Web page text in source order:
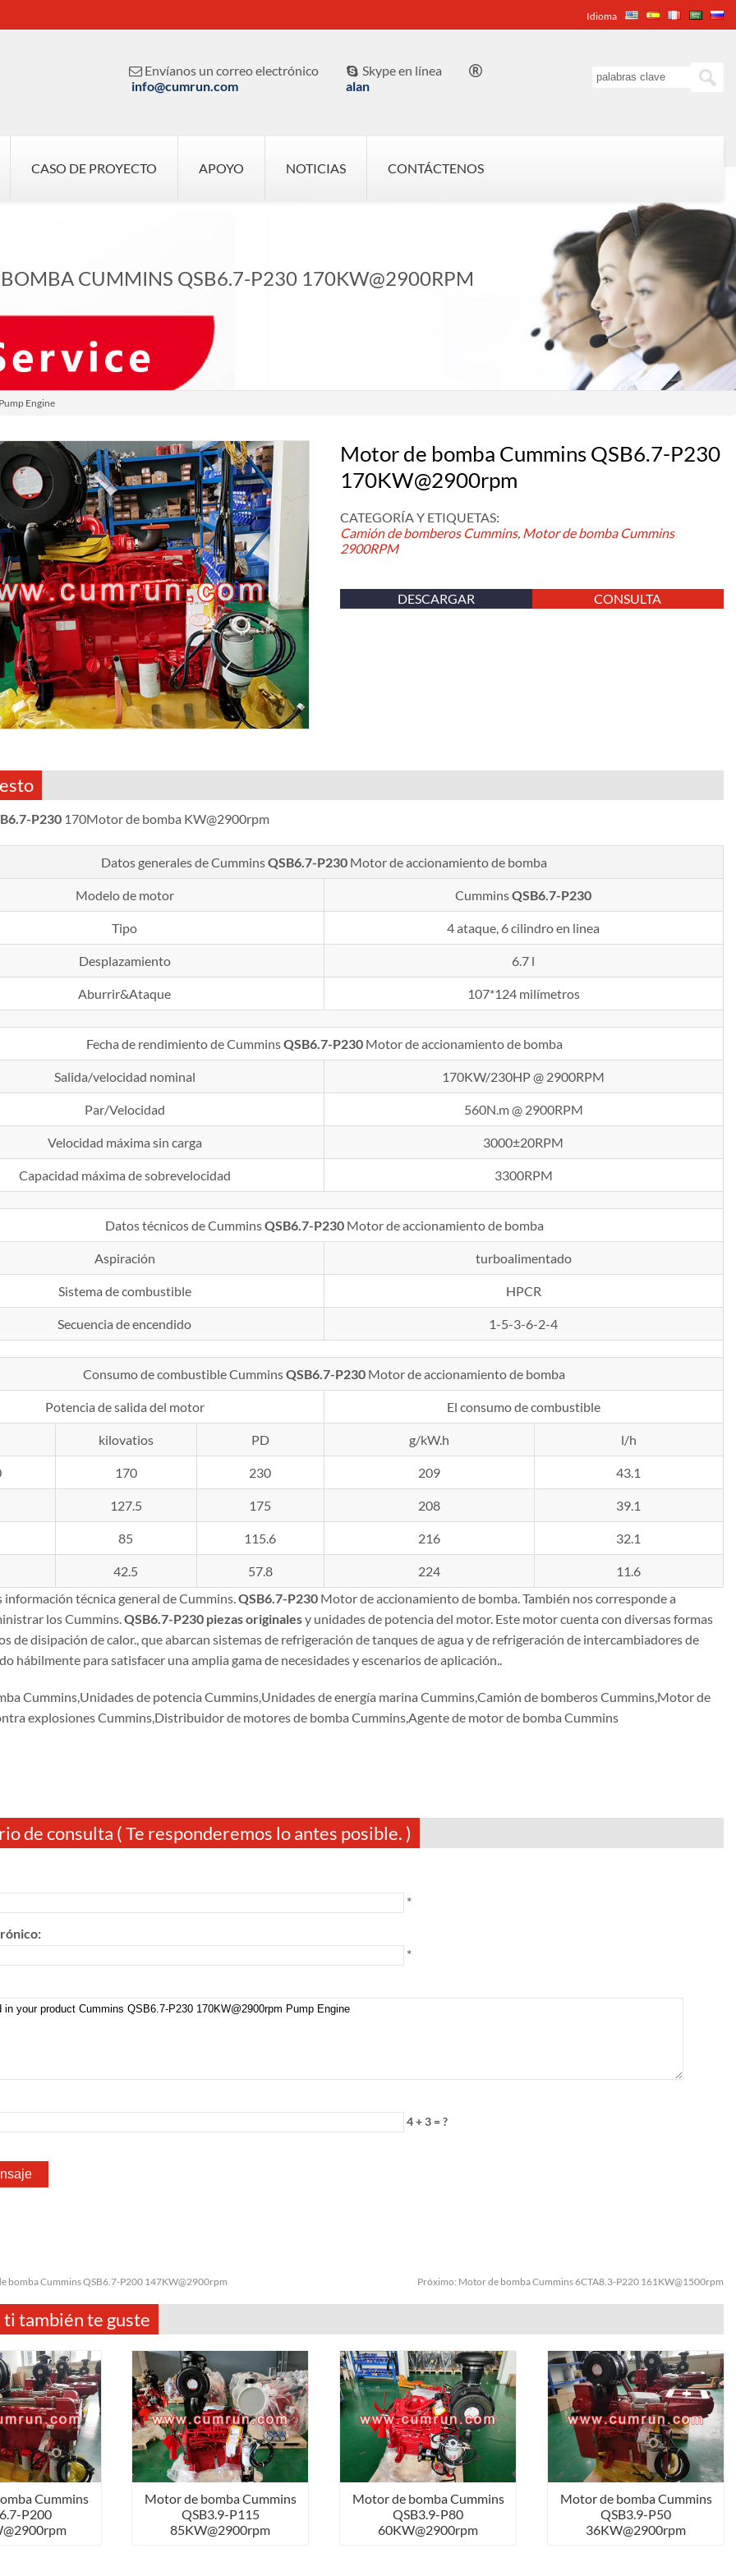
Idioma
 Envíanos un correo electrónico
info@cumrun.com
 Skype en línea
alan

CASO DE PROYECTO APOYO NOTICIAS CONTÁCTENOS
CUMMINS QSB6.7-P230 170KW@2900RPM
Engine
Motor de bomba Cummins QSB6.7-P230
170KW@2900rpm
CATEGORÍA Y ETIQUETAS:
Camión de bomberos Cummins, Motor de bomba Cummins
2900RPM
DESCARGAR CONSULTA
P230170Motor de bomba KW@2900rpm
Datos generales de CumminsQSB6.7-P230 Motor de accionamiento de bomba
Modelo de motor CumminsQSB6.7-P230
Tipo 4 ataque, 6 cilindro en linea
Desplazamiento 6.7 l
Aburrir&Ataque 107*124 milímetros
Fecha de rendimiento de CumminsQSB6.7-P230 Motor de accionamiento de bomba
Salida/velocidad nominal 170KW/230HP @ 2900RPM
Par/Velocidad 560N.m @ 2900RPM
Velocidad máxima sin carga 3000±20RPM
Capacidad máxima de sobrevelocidad 3300RPM
Datos técnicos de CumminsQSB6.7-P230 Motor de accionamiento de bomba
Aspiración turboalimentado
Sistema de combustible HPCR
Secuencia de encendido 1-5-3-6-2-4
Consumo de combustible CumminsQSB6.7-P230 Motor de accionamiento de bomba
Potencia de salida del motor El consumo de combustible
kilovatios PD g/kW.h l/h
170 230 209 43.1
127.5 175 208 39.1
85 115.6 216 32.1
42.5 57.8 224
11.6
información técnica general de Cummins.QSB6.7-P230 Motor de accionamiento de bomba. También nos corresponde a
los Cummins.QSB6.7-P230 piezas originalesy unidades de potencia del motor. Este motor cuenta con diversas formas
de disipación de calor., que abarcan sistemas de refrigeración de tanques de agua y de refrigeración de intercambiadores de
hábilmente para satisfacer una amplia gama de necesidades y escenarios de aplicación..
Cummins,Unidades de potencia Cummins,Unidades de energía marina Cummins,Camión de bomberos Cummins,Motor de
explosiones Cummins,Distribuidor de motores de bomba Cummins,Agente de motor de bomba Cummins
de consulta ( Te responderemos lo antes posible. )
*
*
4 + 3 = ?
bomba Cummins QSB6.7-P200 147KW@2900rpm Próximo: Motor de bomba Cummins 6CTA8.3-P220 161KW@1500rpm
ti también te guste
Cummins
P200
Motor de bomba Cummins
QSB3.9-P115
85KW@2900rpm
Motor de bomba Cummins
QSB3.9-P80
60KW@2900rpm
Motor de bomba Cummins
QSB3.9-P50
36KW@2900rpm